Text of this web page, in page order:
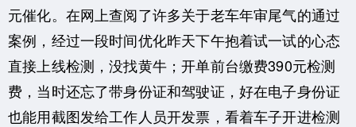
元催化。在网上查阅了许多关于老车年审尾气的通过
案例，经过一段时间优化昨天下午抱着试一试的心态
直接上线检测，没找黄牛；开单前台缴费390元检测
费，当时还忘了带身份证和驾驶证，好在电子身份证
也能用截图发给工作人员开发票，看着车子开进检测